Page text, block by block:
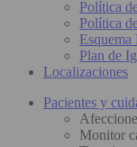
Política
Política
Esquema
Plan de
Localizaciones
Pacientes y
Monitor